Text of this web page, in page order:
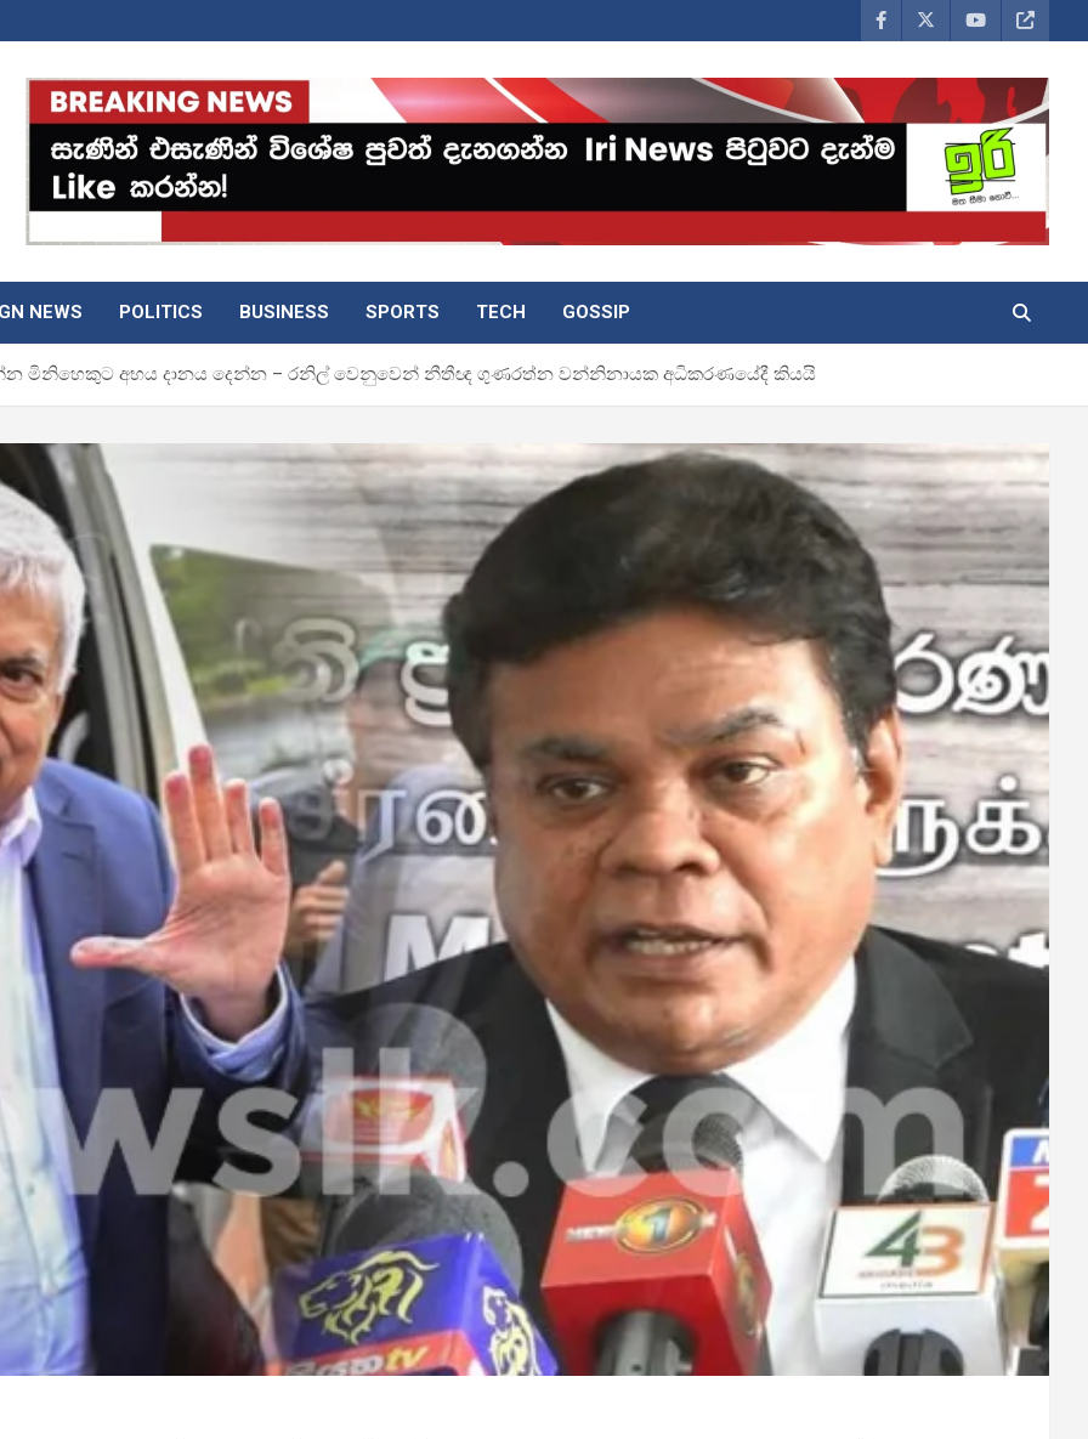
NEWS POLITICS BUSINESS SPORTS TECH GOSSIP
මිනිහෙකුට අභය දානය දෙන්න – රනිල් වෙනුවෙන් නීතීඥ ගුණරත්න වන්නිනායක අධිකරණයේදී කියයි